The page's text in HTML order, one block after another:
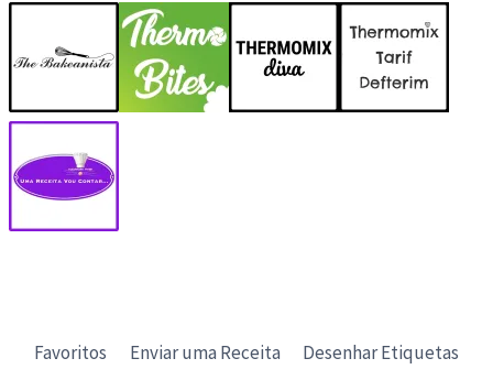
Favoritos Enviar uma Receita
Desenhar Etiquetas